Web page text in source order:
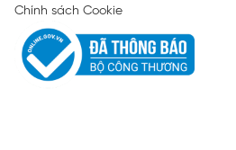
Chính sách Cookie